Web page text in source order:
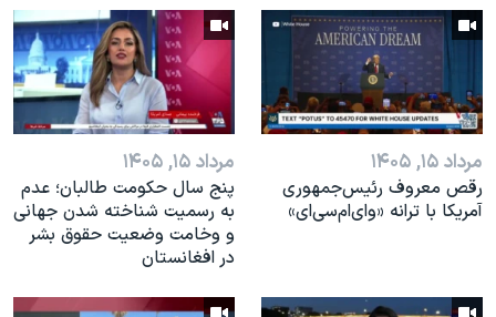
نرگس محمدی برنده جایزه نوبل صلح
همایش محافظه‌کاران آمریکا «سی‌پک»
صفحه‌های ویژه
سفر پرزیدنت ترامپ به چینمرداد ۱۵, ۱۴۰۵
رقص معروف رئیس‌جمهوری
آمریکا با ترانه «وای‌ام‌سی‌ای»
مرداد ۱۵, ۱۴۰۵
پنج سال حکومت طالبان؛ عدم
به رسمیت شناخته شدن جهانی
و وخامت وضعیت حقوق بشر
در افغانستان